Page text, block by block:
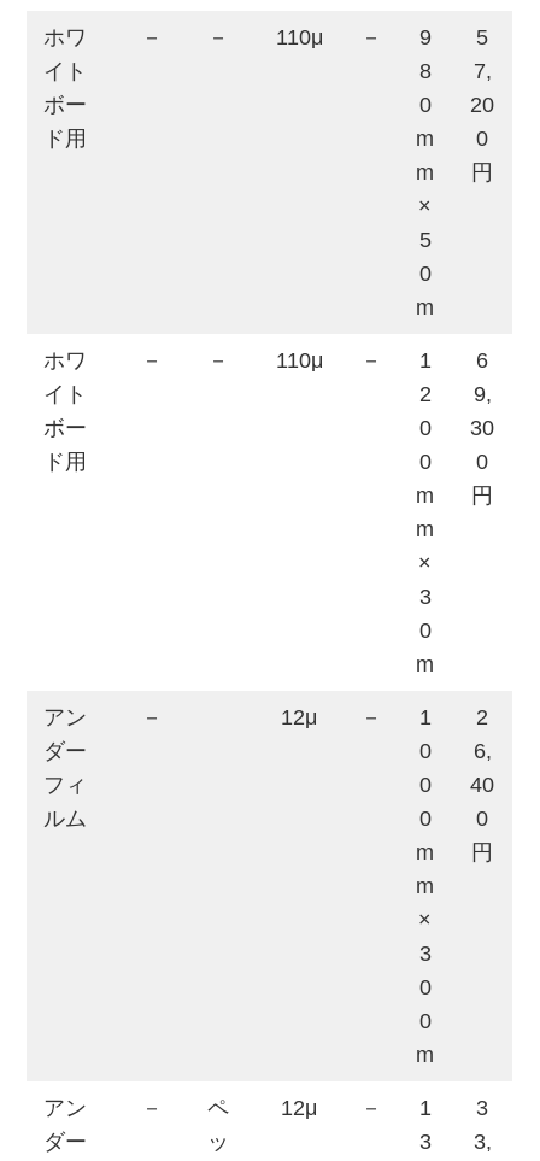
ホワ
イト
ボー
ド用
－ － 110μ －
9
8
0
m
m
×
5
0
m
5
7,
20
0
円
ホワ
イト
ボー
ド用
－ － 110μ －
1
2
0
0
m
m
×
3
0
m
6
9,
30
0
円
アン
ダー
フィ
ルム
－ 12μ －
1
0
0
0
m
m
×
3
0
0
m
2
6,
40
0
円
アン
ダー
－
ペ
ッ
12μ －
1
3
3
3,